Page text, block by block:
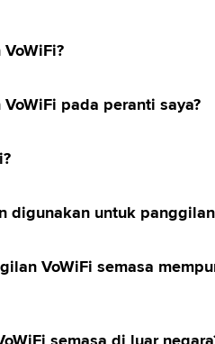
pada peranti saya?
digunakan untuk
VoWiFi semasa